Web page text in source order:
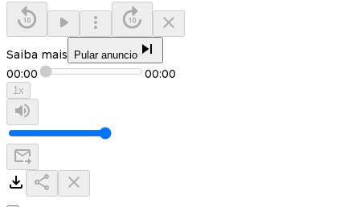
Saiba mais Pular anuncio
00:00 00:00
1x